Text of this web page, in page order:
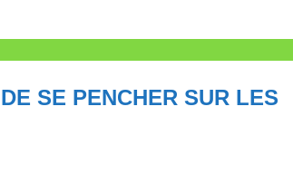
SE PENCHER SUR LES